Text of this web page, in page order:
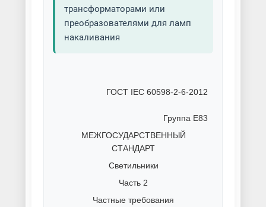
трансформаторами или
преобразователями для ламп
накаливания